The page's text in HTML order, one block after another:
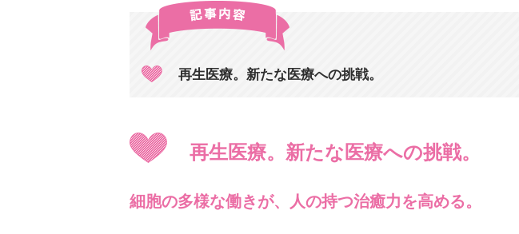
再生医療。新たな医療への挑戦。
再生医療。新たな医療への挑戦。
細胞の多様な働きが、人の持つ治癒力を高める。